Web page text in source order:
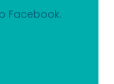
Facebook.